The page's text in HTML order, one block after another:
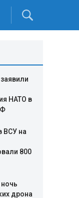
НАТО в
ВСУ на
800
дрона